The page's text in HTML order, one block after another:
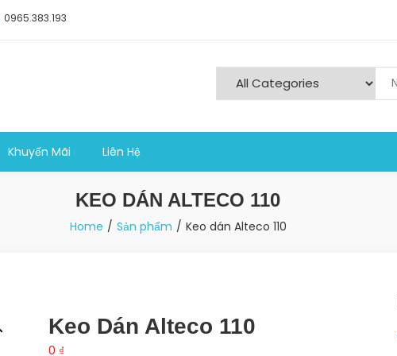
0965.383.193
Khuyến Mãi Liên Hệ
KEO DÁN ALTECO 110
Home Sản phẩm Keo dán Alteco 110
Keo Dán Alteco 110
0 ₫